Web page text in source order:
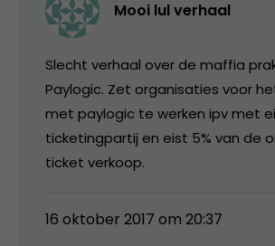
Mooi lul verhaal
Slecht verhaal over de maffia
Paylogic. Zet organisaties voor
met paylogic te werken ipv met
ticketingpartij en eist 5% van de
ticket verkoop.
16 oktober 2017 om 20:37